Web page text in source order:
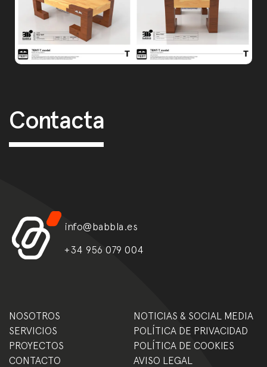
Contacta
info@babbla.es
+34 956 079 004
NOSOTROS
NOTICIAS & SOCIAL MEDIA
SERVICIOS
POLÍTICA DE PRIVACIDAD
PROYECTOS
POLÍTICA DE COOKIES
CONTACTO
AVISO LEGAL